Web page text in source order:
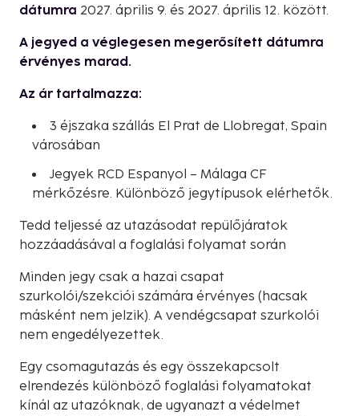
dátumra 2027. április 9. és 2027. április 12. között.
A jegyed a véglegesen megerősített dátumra
érvényes marad.
Az ár tartalmazza:
3 éjszaka szállás El Prat de Llobregat, Spain
városában
Jegyek RCD Espanyol – Málaga CF
mérkőzésre. Különböző jegytípusok elérhetők.
Tedd teljessé az utazásodat repülőjáratok
hozzáadásával a foglalási folyamat során
Minden jegy csak a hazai csapat
szurkolói/szekciói számára érvényes (hacsak
másként nem jelzik). A vendégcsapat szurkolói
nem engedélyezettek.
Egy csomagutazás és egy összekapcsolt
elrendezés különböző foglalási folyamatokat
kínál az utazóknak, de ugyanazt a védelmet